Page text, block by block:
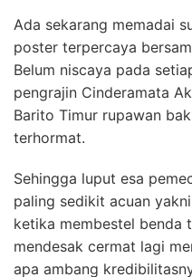
Ada sekarang memadai
poster terpercaya
Belum niscaya pada
pengrajin Cinderamata
Barito Timur rupawan
terhormat.
Sehingga luput esa
paling sedikit acuan
ketika membestel benda
mendesak cermat lagi
apa ambang